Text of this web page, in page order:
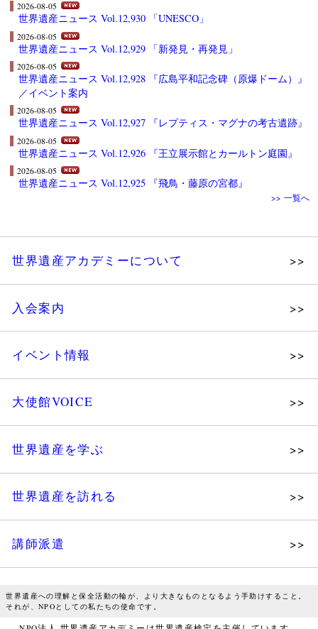
2026-08-05
世界遺産ニュース Vol.12,930 「UNESCO」
2026-08-05
世界遺産ニュース Vol.12,929 「新発見・再発見」
2026-08-05
世界遺産ニュース Vol.12,928 『広島平和記念碑（原爆ドーム）』
／イベント案内
2026-08-05
世界遺産ニュース Vol.12,927 『レプティス・マグナの考古遺跡』
2026-08-05
世界遺産ニュース Vol.12,926 『王立展示館とカールトン庭園』
2026-08-05
世界遺産ニュース Vol.12,925 『飛鳥・藤原の宮都』
>> 一覧へ
世界遺産アカデミーについて
組織図・役員
法人会員・協賛団体／公認団体
入会案内
イベント情報
展示会
ツアー情報
大使館VOICE
世界遺産を学ぶ
世界遺産検定 学習アシスト動画
世界遺産を訪れる
講師派遣
WHA認定講師 紹介動画
世界遺産への理解と保全活動の輪が、より大きなものとなるよう手助けすること。
それが、NPOとしての私たちの使命です。